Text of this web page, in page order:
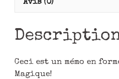
Avis (0)
Ceci est un mémo en
Magique!